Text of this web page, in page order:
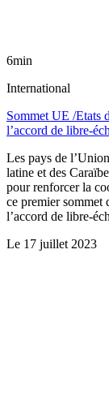
6min
International
Sommet UE /Etats
l’accord de libre-
Les pays de
latine et des
pour renforcer la
ce premier sommet
l’accord de libre-
Le 17 juillet 2023